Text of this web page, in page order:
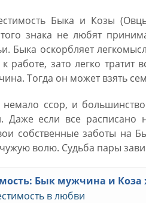
Быка и Козы
знака не любят
Быка оскорбляет
к работе, зато легко
Тогда он может взять
немало ссор, и
Даже если все
собственные заботы на
волю. Судьба пары
Бык мужчина и
в любви